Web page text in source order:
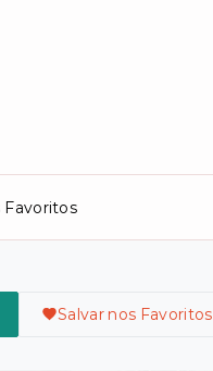
Favoritos
Salvar nos Favoritos